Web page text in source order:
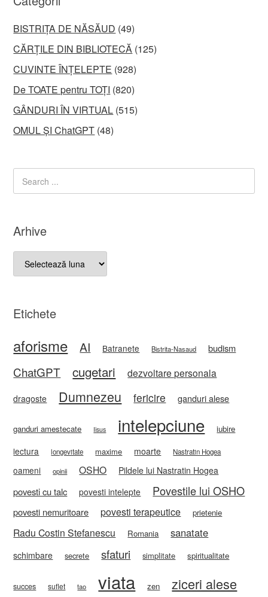
BISTRIȚA DE NĂSĂUD (49)
CĂRȚILE DIN BIBLIOTECĂ (125)
CUVINTE ÎNȚELEPTE (928)
De TOATE pentru TOȚI (820)
GÂNDURI ÎN VIRTUAL (515)
OMUL ȘI ChatGPT (48)
Arhive
Arhive
Etichete
aforisme AI Batranete Bistrita-Nasaud budism
ChatGPT cugetari dezvoltare personala
dragoste Dumnezeu fericire ganduri alese
ganduri amestecate Iisus intelepciune iubire
lectura longevitate maxime moarte Nastratin Hogea
oameni opinii OSHO Pildele lui Nastratin Hogea
povesti cu talc povesti intelepte Povestile lui OSHO
povesti nemuritoare povesti terapeutice prietenie
Radu Costin Stefanescu Romania sanatate
schimbare secrete sfaturi simplitate spiritualitate
succes suflet tao viata zen ziceri alese